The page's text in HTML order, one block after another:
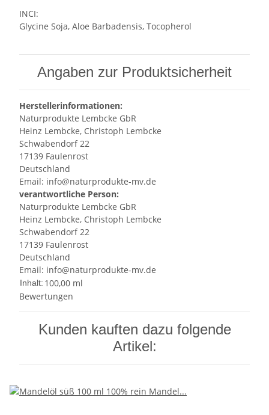
INCI:
Glycine Soja, Aloe Barbadensis, Tocopherol
Angaben zur Produktsicherheit
Herstellerinformationen:
Naturprodukte Lembcke GbR
Heinz Lembcke, Christoph Lembcke
Schwabendorf 22
17139 Faulenrost
Deutschland
Email: info@naturprodukte-mv.de
verantwortliche Person:
Naturprodukte Lembcke GbR
Heinz Lembcke, Christoph Lembcke
Schwabendorf 22
17139 Faulenrost
Deutschland
Email: info@naturprodukte-mv.de
Inhalt: 100,00 ml
Bewertungen
Kunden kauften dazu folgende
Artikel: